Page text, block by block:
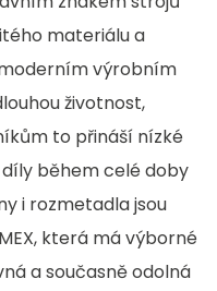
materiálu a
výrobním
životnost,
to přináší nízké
během celé doby
i rozmetadla jsou
která má výborné
a současně odolná